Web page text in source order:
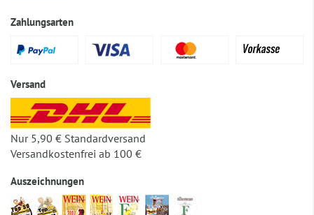
Zahlungsarten
Versand
Nur 5,90 € Standardversand
Versandkostenfrei ab 100 €
Auszeichnungen